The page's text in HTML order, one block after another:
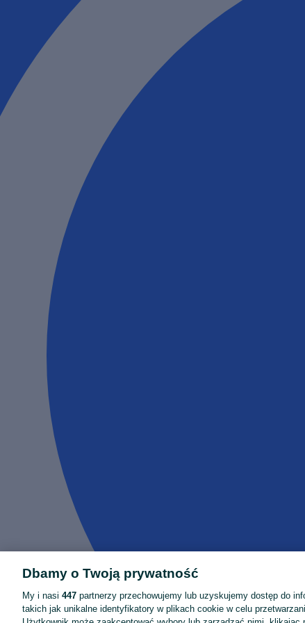
Dbamy o Twoją prywatność
My i nasi 447 partnerzy przechowujemy lub uzyskujemy dostęp do
takich jak unikalne identyfikatory w plikach cookie w celu